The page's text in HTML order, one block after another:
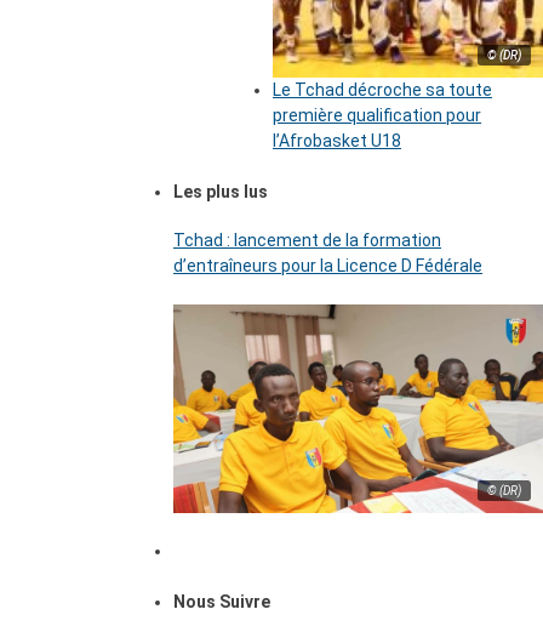
© (DR)
Le Tchad décroche sa toute
première qualification pour
l’Afrobasket U18
Les plus lus
Tchad : lancement de la formation
d’entraîneurs pour la Licence D Fédérale
© (DR)
Nous Suivre